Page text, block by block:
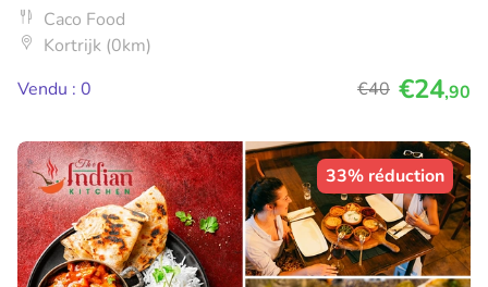
Caco Food
Kortrijk (0km)
Vendu : 0
€40 €24,90
33% réduction